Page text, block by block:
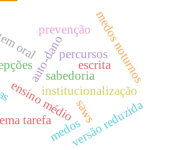
ensino médio
auto-dano
institucionalização
percursos
tarefa
sabedoria
saws
escrita
medos
medos noturnos
versão reduzida
oral prevenção